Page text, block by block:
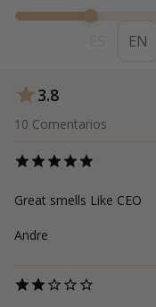
EN
3.8
10 Comentarios
Great smells Like CEO
Andre